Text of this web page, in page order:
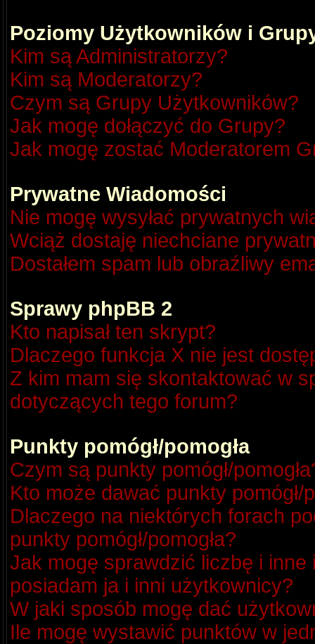
Poziomy Użytkowników i
Kim są Administratorzy?
Kim są Moderatorzy?
Czym są Grupy Użytkowników?
Jak mogę dołączyć do Grupy?
Jak mogę zostać Moderatorem
Prywatne Wiadomości
Nie mogę wysyłać prywatnych
Wciąż dostaję niechciane
Dostałem spam lub obraźliwy
Sprawy phpBB 2
Kto napisał ten skrypt?
Dlaczego funkcja X nie jest
Z kim mam się skontaktować w
dotyczących tego forum?
Punkty pomógł/pomogła
Czym są punkty pomógł/
Kto może dawać punkty pomógł/
Dlaczego na niektórych forach
punkty pomógł/pomogła?
Jak mogę sprawdzić liczbę i
posiadam ja i inni użytkownicy?
W jaki sposób mogę dać
Ile mogę wystawić punktów w